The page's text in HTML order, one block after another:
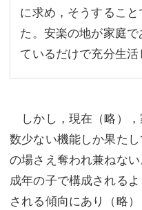
に求め，そうするこ
た。安楽の地が家庭
ているだけで充分生活
しかし，現在（略）
数少ない機能しか果た
の場さえ奪われ兼ねな
成年の子で構成される
される傾向にあり（略）